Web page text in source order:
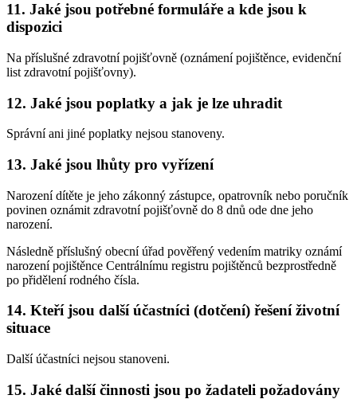
11. Jaké jsou potřebné formuláře a kde jsou k
dispozici
Na příslušné zdravotní pojišťovně (oznámení pojištěnce, evidenční
list zdravotní pojišťovny).
12. Jaké jsou poplatky a jak je lze uhradit
Správní ani jiné poplatky nejsou stanoveny.
13. Jaké jsou lhůty pro vyřízení
Narození dítěte je jeho zákonný zástupce, opatrovník nebo poručník
povinen oznámit zdravotní pojišťovně do 8 dnů ode dne jeho
narození.
Následně příslušný obecní úřad pověřený vedením matriky oznámí
narození pojištěnce Centrálnímu registru pojištěnců bezprostředně
po přidělení rodného čísla.
14. Kteří jsou další účastníci (dotčení) řešení životní
situace
Další účastníci nejsou stanoveni.
15. Jaké další činnosti jsou po žadateli požadovány